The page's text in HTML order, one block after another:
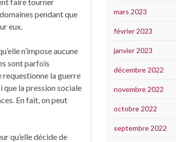
pendant que
eux.
n’impose aucune
sont parfois
requestionne la guerre
que la pression sociale
En fait, on peut
qu’elle décide de
mars 2023
février 2023
janvier 2023
décembre 2022
novembre 2022
octobre 2022
septembre 2022